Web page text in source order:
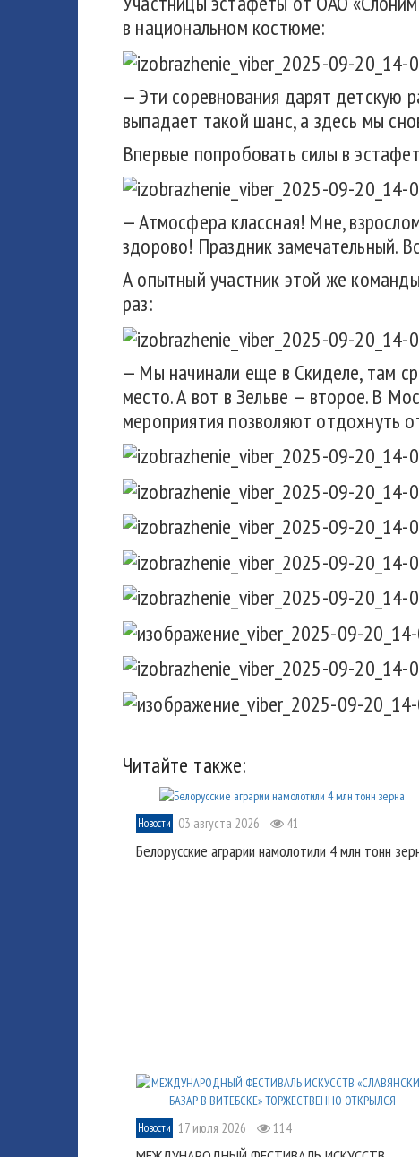
в национальном костюме:
— Эти соревнования дарят детскую
выпадает такой шанс, а здесь мы
Впервые попробовать силы в
— Атмосфера классная! Мне,
здорово! Праздник замечательный.
А опытный участник этой же
раз:
— Мы начинали еще в Скиделе, там
место. А вот в Зельве — второе. В
мероприятия позволяют отдохнуть
Читайте также:
Новости 03 августа 2026 41
Белорусские аграрии намолотили 4 млн тонн
Новости 17 июля 2026 114